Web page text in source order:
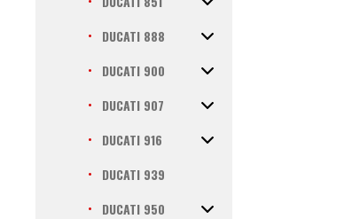
DUCATI 888
DUCATI 900
DUCATI 907
DUCATI 916
DUCATI 939
DUCATI 950